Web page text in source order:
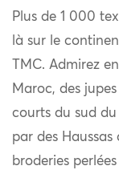
Plus de 1 000
là sur le
TMC. Admirez
Maroc, des
courts du sud du
par des
broderies